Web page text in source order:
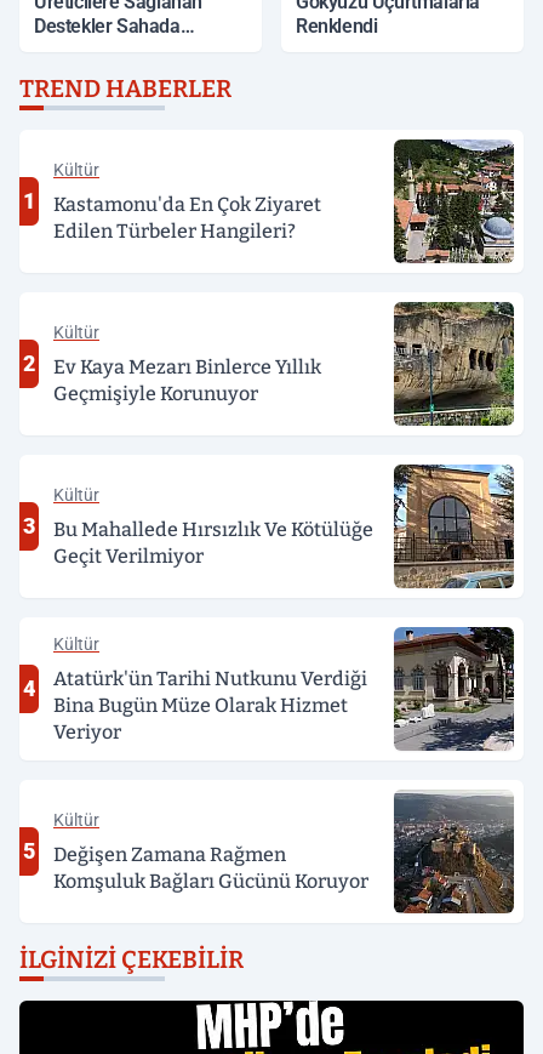
Destekler Sahada
Renklendi
TREND HABERLER
1
Kültür
Kastamonu'da En Çok Ziyaret
Edilen Türbeler Hangileri?
2
Kültür
Ev Kaya Mezarı Binlerce Yıllık
Geçmişiyle Korunuyor
3
Kültür
Bu Mahallede Hırsızlık Ve Kötülüğe
Geçit Verilmiyor
4
Kültür
Atatürk'ün Tarihi Nutkunu Verdiği
Bina Bugün Müze Olarak Hizmet
Veriyor
5
Kültür
Değişen Zamana Rağmen
Komşuluk Bağları Gücünü Koruyor
İLGINIZI ÇEKEBILIR